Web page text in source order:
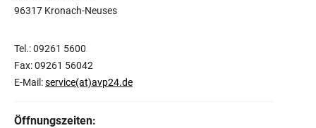
96317 Kronach-Neuses
Tel.: 09261 5600
Fax: 09261 56042
E-Mail:service(at)avp24.de
Öffnungszeiten: